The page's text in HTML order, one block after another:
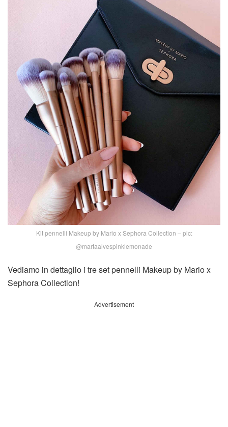
Kit pennelli Makeup by Mario x Sephora Collection – pic:
@martaalvespinklemonade
Vediamo in dettaglio i tre set pennelli Makeup by Mario x
Sephora Collection!
Advertisement